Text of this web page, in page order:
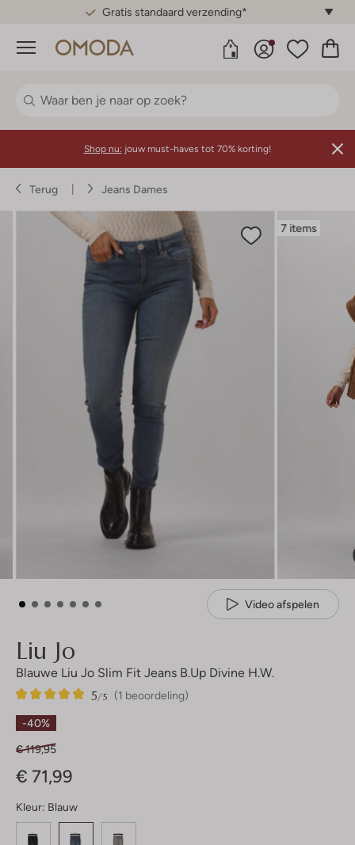
Gratis standaard verzending*
Menu
Shop nu: jouw must-haves tot 70% korting!
Terug Jeans Dames
7 items
Video afspelen
Liu Jo
Blauwe Liu Jo Slim Fit Jeans B.up Divine H.w.
(1 beoordeling)
5/5
1
5
Sterren
-40%
€ 119,95
€ 71,99
Kleur: Blauw